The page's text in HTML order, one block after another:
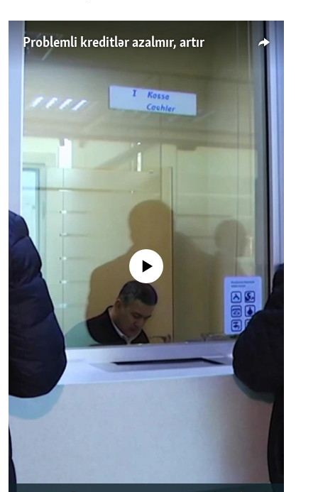
Problemli kreditlər azalmır, artır
No media source currently available